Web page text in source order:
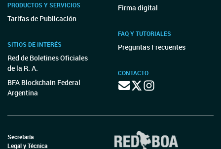
PRODUCTOS Y SERVICIOS
Tarifas de Publicación
SITIOS DE INTERÉS
Red de Boletines Oficiales
de la R. A.
BFA Blockchain Federal
Argentina
Firma digital
FAQ Y TUTORIALES
Preguntas Frecuentes
CONTACTO
Secretaría
Legal y Técnica